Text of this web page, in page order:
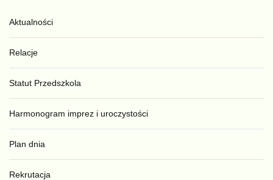
Aktualności
Relacje
Statut Przedszkola
Harmonogram imprez i uroczystości
Plan dnia
Rekrutacja